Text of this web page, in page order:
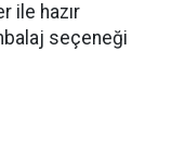
ile hazır
seçeneği